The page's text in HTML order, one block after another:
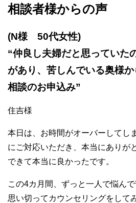
相談者様からの声
(N様 50代女性)
“仲良し夫婦だと思っていた
があり、苦しんでいる奥様
相談のお申込み”
住吉様
本日は、お時間がオーバーしてし
にご対応いただき、本当にありが
できて本当に良かったです。
この4カ月間、ずっと一人で悩んで
思い切ってカウンセリングをして